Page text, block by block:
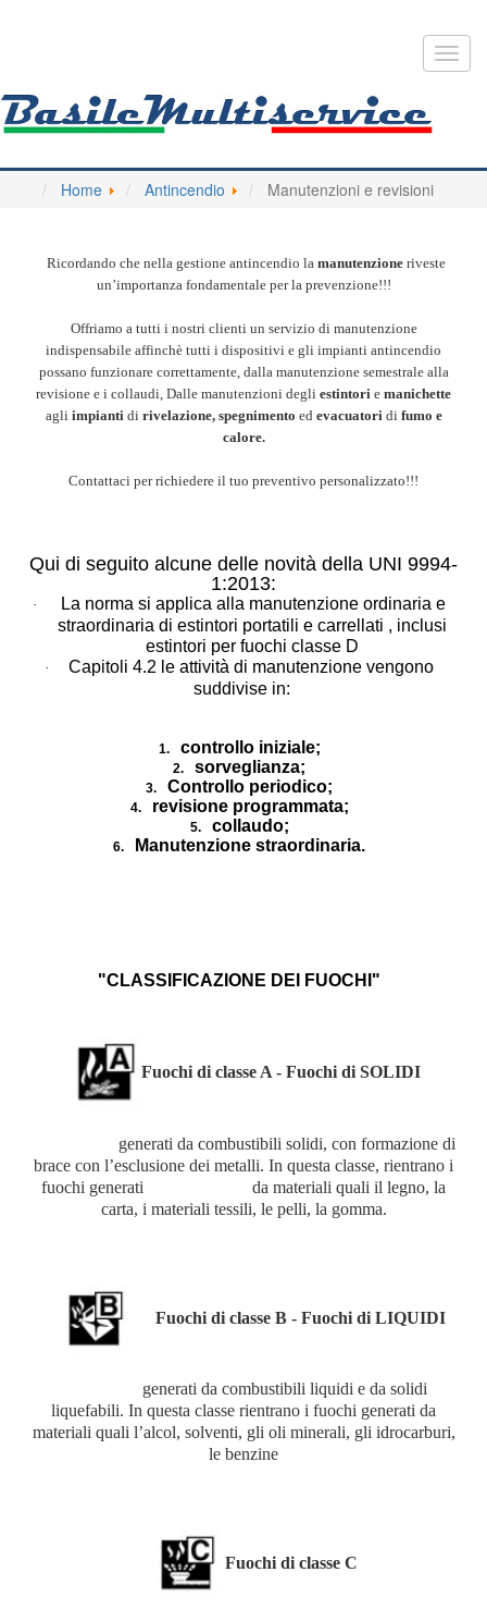
Home Antincendio Manutenzioni e revisioni
Ricordando che nella gestione antincendio la manutenzioneriveste
un’importanza fondamentale per la prevenzione!!!
Offriamo a tutti i nostri clienti un servizio di manutenzione
indispensabile affinchè tutti i dispositivi e gli impianti antincendio
possano funzionare correttamente, dalla manutenzione semestrale alla
revisione e i collaudi, Dalle manutenzioni degli estintori e manichette
agliimpianti dirivelazione,spegnimento edevacuatori difumo e
calore.
Contattaci per richiedere il tuo preventivo personalizzato!!!
Qui di seguito alcune delle novità della UNI 9994-
1:2013:
·
La norma si applica alla manutenzione ordinaria e
straordinaria di estintori portatili e carrellati , inclusi
estintori per fuochi classe D
·
Capitoli 4.2 le attività di manutenzione vengono
suddivise in:
1. controllo iniziale;
2. sorveglianza;
3. Controllo periodico;
4. revisione programmata;
5. collaudo;
6. Manutenzione straordinaria.
"CLASSIFICAZIONE DEI FUOCHI"
Fuochi di classe A - Fuochi di SOLIDI
generati da combustibili solidi, con formazione di
brace con l’esclusione dei metalli. In questa classe, rientrano i
fuochi generati da materiali quali il legno, la
carta, i materiali tessili, le pelli, la gomma.
Fuochi di classe B - Fuochi di LIQUIDI
generati da combustibili liquidi e da solidi
liquefabili. In questa classe rientrano i fuochi generati da
materiali quali l’alcol, solventi, gli oli minerali, gli idrocarburi,
le benzine
Fuochi di classe C